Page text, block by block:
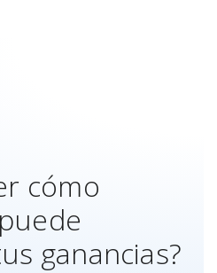
cómo
ganancias?